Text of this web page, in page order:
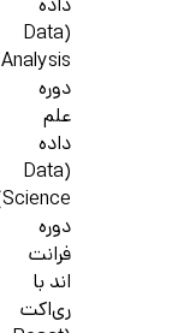
داده
(Data
Analysis)
دوره
علم
داده
(Data
Science)
دوره
فرانت
اند با
ری‌اکت